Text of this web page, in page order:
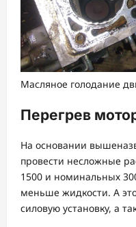
Масляное голодание
Перегрев
На основании
провести несложные
1500 и номинальных
меньше жидкости. А
силовую установку, а